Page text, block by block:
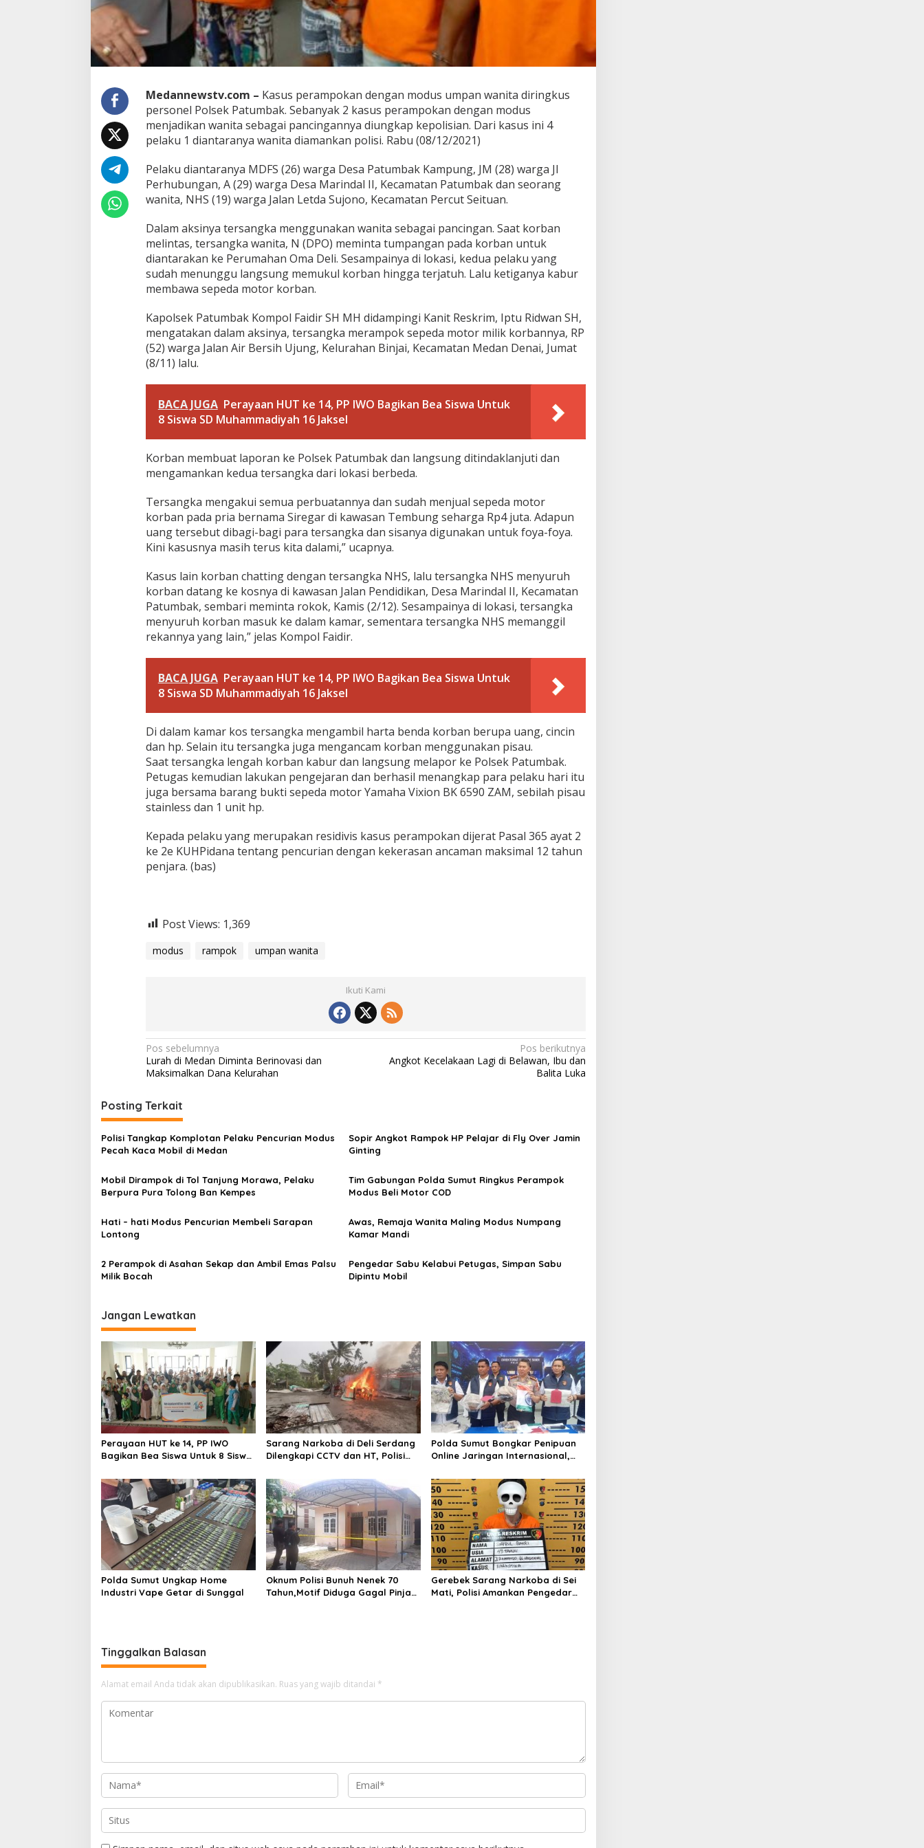
d
u
m
n
W
a
a
Medannewstv.com – Kasus perampokan dengan modus umpan wanita diringkus
personel Polsek Patumbak. Sebanyak 2 kasus perampokan dengan modus
menjadikan wanita sebagai pancingannya diungkap kepolisian. Dari kasus ini 4
pelaku 1 diantaranya wanita diamankan polisi. Rabu (08/12/2021)
Pelaku diantaranya MDFS (26) warga Desa Patumbak Kampung, JM (28) warga Jl
Perhubungan, A (29) warga Desa Marindal II, Kecamatan Patumbak dan seorang
wanita, NHS (19) warga Jalan Letda Sujono, Kecamatan Percut Seituan.
Dalam aksinya tersangka menggunakan wanita sebagai pancingan. Saat korban
melintas, tersangka wanita, N (DPO) meminta tumpangan pada korban untuk
diantarakan ke Perumahan Oma Deli. Sesampainya di lokasi, kedua pelaku yang
sudah menunggu langsung memukul korban hingga terjatuh. Lalu ketiganya kabur
membawa sepeda motor korban.
Kapolsek Patumbak Kompol Faidir SH MH didampingi Kanit Reskrim, Iptu Ridwan SH,
mengatakan dalam aksinya, tersangka merampok sepeda motor milik korbannya, RP
(52) warga Jalan Air Bersih Ujung, Kelurahan Binjai, Kecamatan Medan Denai, Jumat
(8/11) lalu.
BACA JUGA Perayaan HUT ke 14, PP IWO Bagikan Bea Siswa Untuk
8 Siswa SD Muhammadiyah 16 Jaksel
Korban membuat laporan ke Polsek Patumbak dan langsung ditindaklanjuti dan
mengamankan kedua tersangka dari lokasi berbeda.
Tersangka mengakui semua perbuatannya dan sudah menjual sepeda motor
korban pada pria bernama Siregar di kawasan Tembung seharga Rp4 juta. Adapun
uang tersebut dibagi-bagi para tersangka dan sisanya digunakan untuk foya-foya.
Kini kasusnya masih terus kita dalami,” ucapnya.
Kasus lain korban chatting dengan tersangka NHS, lalu tersangka NHS menyuruh
korban datang ke kosnya di kawasan Jalan Pendidikan, Desa Marindal II, Kecamatan
Patumbak, sembari meminta rokok, Kamis (2/12). Sesampainya di lokasi, tersangka
menyuruh korban masuk ke dalam kamar, sementara tersangka NHS memanggil
rekannya yang lain,” jelas Kompol Faidir.
BACA JUGA Perayaan HUT ke 14, PP IWO Bagikan Bea Siswa Untuk
8 Siswa SD Muhammadiyah 16 Jaksel
Di dalam kamar kos tersangka mengambil harta benda korban berupa uang, cincin
dan hp. Selain itu tersangka juga mengancam korban menggunakan pisau.
Saat tersangka lengah korban kabur dan langsung melapor ke Polsek Patumbak.
Petugas kemudian lakukan pengejaran dan berhasil menangkap para pelaku hari itu
juga bersama barang bukti sepeda motor Yamaha Vixion BK 6590 ZAM, sebilah pisau
stainless dan 1 unit hp.
Kepada pelaku yang merupakan residivis kasus perampokan dijerat Pasal 365 ayat 2
ke 2e KUHPidana tentang pencurian dengan kekerasan ancaman maksimal 12 tahun
penjara. (bas)
Post Views: 1,369
modus rampok umpan wanita
Ikuti Kami
N
a
i
g
a
i
o
Pos sebelumnya
Lurah di Medan Diminta Berinovasi dan
Maksimalkan Dana Kelurahan
Pos berikutnya
Angkot Kecelakaan Lagi di Belawan, Ibu dan
Balita Luka
Posting Terkait
Polisi Tangkap Komplotan Pelaku Pencurian Modus
Pecah Kaca Mobil di Medan
Sopir Angkot Rampok HP Pelajar di Fly Over Jamin
Ginting
Mobil Dirampok di Tol Tanjung Morawa, Pelaku
Berpura Pura Tolong Ban Kempes
Tim Gabungan Polda Sumut Ringkus Perampok
Modus Beli Motor COD
Hati – hati Modus Pencurian Membeli Sarapan
Lontong
Awas, Remaja Wanita Maling Modus Numpang
Kamar Mandi
2 Perampok di Asahan Sekap dan Ambil Emas Palsu
Milik Bocah
Pengedar Sabu Kelabui Petugas, Simpan Sabu
Dipintu Mobil
Jangan Lewatkan
Perayaan HUT ke 14, PP IWO
Bagikan Bea Siswa Untuk 8 Siswa
Sarang Narkoba di Deli Serdang
Dilengkapi CCTV dan HT, Polisi
Polda Sumut Bongkar Penipuan
Online Jaringan Internasional,
Polda Sumut Ungkap Home
Industri Vape Getar di Sunggal
Oknum Polisi Bunuh Nenek 70
Tahun,Motif Diduga Gagal Pinjam
Gerebek Sarang Narkoba di Sei
Mati, Polisi Amankan Pengedar
Tinggalkan Balasan
Alamat email Anda tidak akan dipublikasikan. Ruas yang wajib ditandai *